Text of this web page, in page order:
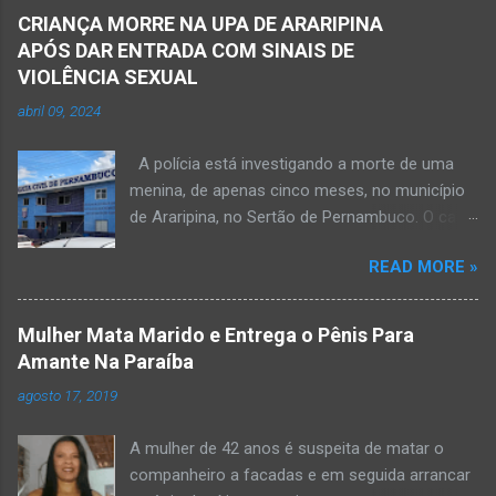
CRIANÇA MORRE NA UPA DE ARARIPINA
APÓS DAR ENTRADA COM SINAIS DE
VIOLÊNCIA SEXUAL
abril 09, 2024
A polícia está investigando a morte de uma
menina, de apenas cinco meses, no município
de Araripina, no Sertão de Pernambuco. O caso
morte a esclarecer”. A PM diz que, na segunda-
feira (8), foi acionada para verificar uma
possível ocorrência de estupro de vulnerável,
na UPA da cidade, mas ao chegar ao local a
vítima estava com um quadro de desidratação
e desnutrição, além de apresentar ruptura anal
READ MORE »
Mulher Mata Marido e Entrega o Pênis Para
Amante Na Paraíba
agosto 17, 2019
A mulher de 42 anos é suspeita de matar o
companheiro a facadas e em seguida arrancar